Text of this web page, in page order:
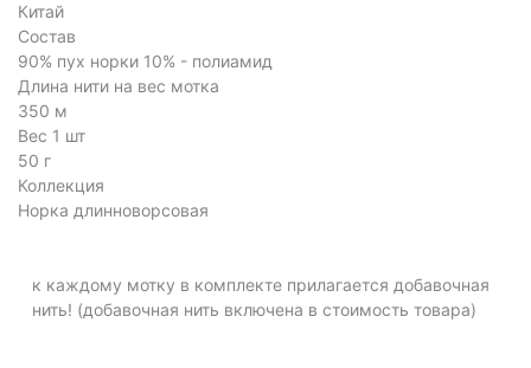
Китай
Состав
90% пух норки 10% - полиамид
Длина нити на вес мотка
350 м
Вес 1 шт
50 г
Коллекция
Норка длинноворсовая
к каждому мотку в комплекте прилагается добавочная
нить! (добавочная нить включена в стоимость товара)